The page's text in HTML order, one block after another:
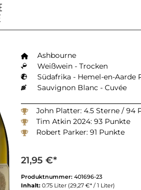
Ashbourne
Weißwein - Trocken
Sauvignon Blanc - Cuvée
John Platter: 4.5 Sterne / 94
Tim Atkin 2024: 93 Punkte
Robert Parker: 91 Punkte
21,95 €*
Produktnummer: 401696-23
Inhalt: 0.75 Liter (29,27 €* / 1 Liter)